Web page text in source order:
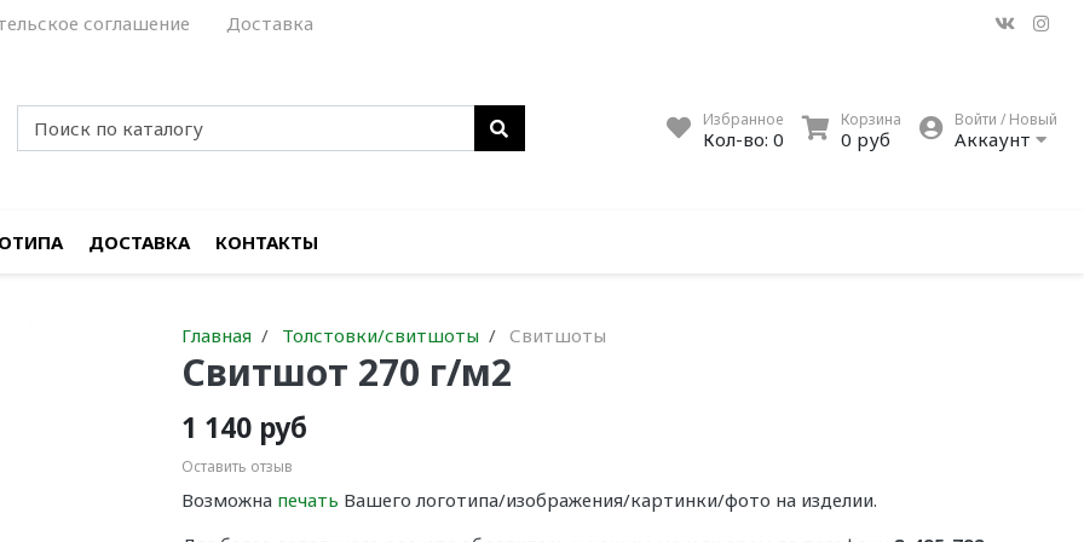
соглашение Доставка
Избранное
Кол-во: 0
Корзина
0 руб
Войти / Новый
Аккаунт
ДОСТАВКА КОНТАКТЫ
Главная Толстовки/свитшоты Свитшоты
Cвитшот 270 г/м2
1 140 руб
Оставить отзыв
Возможна печать Вашего логотипа/изображения/картинки/фото на изделии.